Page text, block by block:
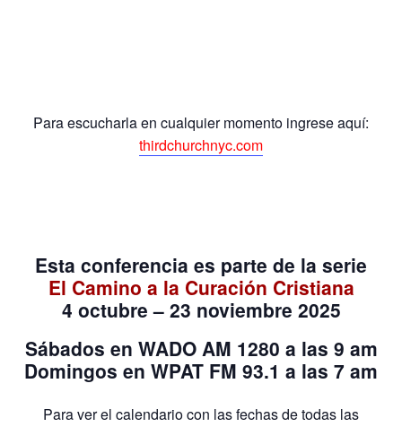
Para escucharla en cualquier momento ingrese aquí:
thirdchurchnyc.com
Esta conferencia es parte de la serie
El Camino a la Curación Cristiana
4 octubre – 23 noviembre 2025
Sábados en WADO AM 1280 a las 9 am
Domingos en WPAT FM 93.1 a las 7 am
Para ver el calendario con las fechas de todas las